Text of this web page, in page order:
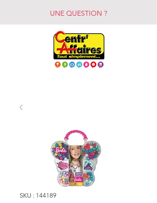
UNE QUESTION ?
SKU : 144189